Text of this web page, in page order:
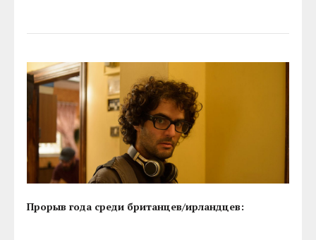
Прорыв года среди британцев/ирландцев: